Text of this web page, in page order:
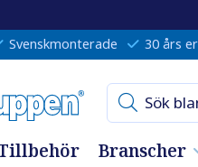
Svenskmonterade 30 års
Branscher